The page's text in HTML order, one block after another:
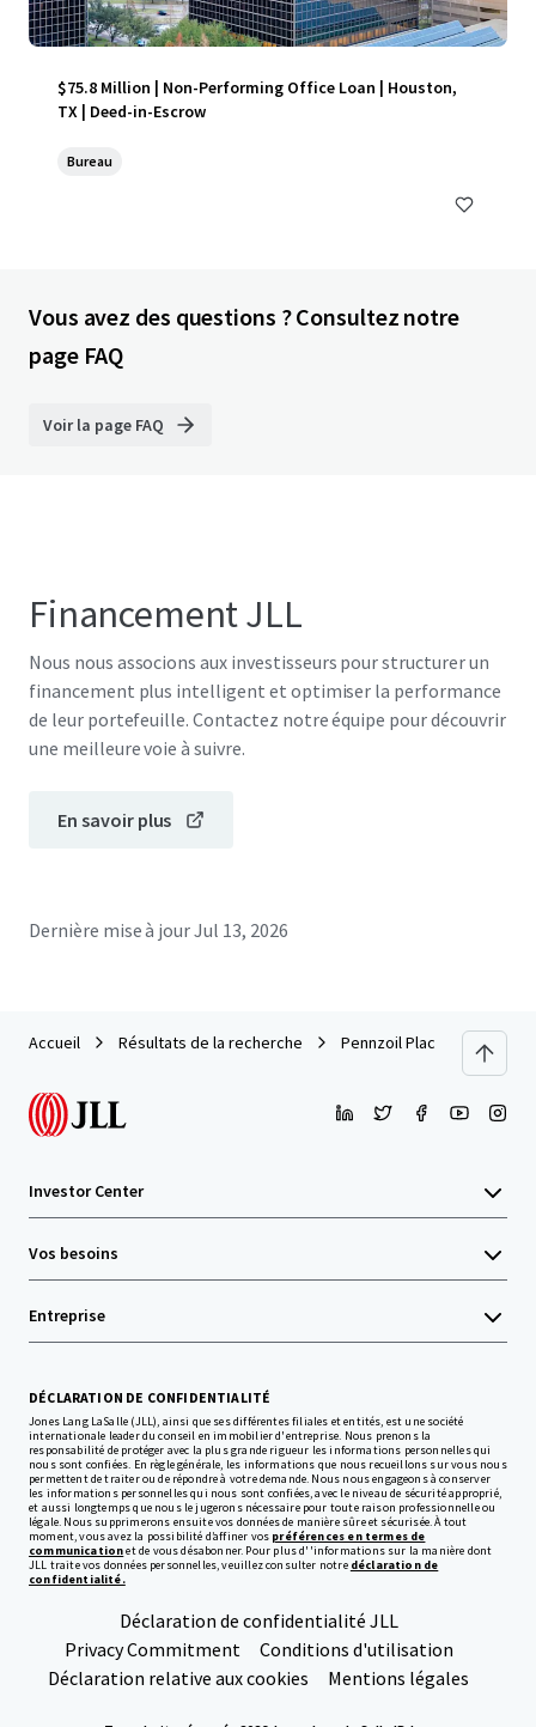
$75.8 Million | Non-Performing Office Loan | Houston,
TX | Deed-in-Escrow
Bureau
Vous avez des questions ? Consultez notre
page FAQ
Voir la page FAQ
Financement JLL
Nous nous associons aux investisseurs pour structurer un
financement plus intelligent et optimiser la performance
de leur portefeuille. Contactez notre équipe pour découvrir
une meilleure voie à suivre.
En savoir plus
Dernière mise à jourJul 13, 2026
Accueil Résultats de la recherche Pennzoil Place
Investor Center
Vos besoins
Entreprise
DÉCLARATION DE CONFIDENTIALITÉ
Jones Lang LaSalle (JLL), ainsi que ses différentes filiales et entités, est une société
internationale leader du conseil en immobilier d'entreprise. Nous prenons la
responsabilité de protéger avec la plus grande rigueur les informations personnelles qui
nous sont confiées. En règle générale, les informations que nous recueillons sur vous nous
permettent de traiter ou de répondre à votre demande. Nous nous engageons à conserver
les informations personnelles qui nous sont confiées, avec le niveau de sécurité approprié,
et aussi longtemps que nous le jugerons nécessaire pour toute raison professionnelle ou
légale. Nous supprimerons ensuite vos données de manière sûre et sécurisée. À tout
moment, vous avez la possibilité d’affiner vos préférences en termes de
communicationet de vous désabonner. Pour plus d''informations sur la manière dont
JLL traite vos données personnelles, veuillez consulter notre déclaration de
confidentialité.
Déclaration de confidentialité JLL
Privacy Commitment
Conditions d'utilisation
Déclaration relative aux cookies
Mentions légales